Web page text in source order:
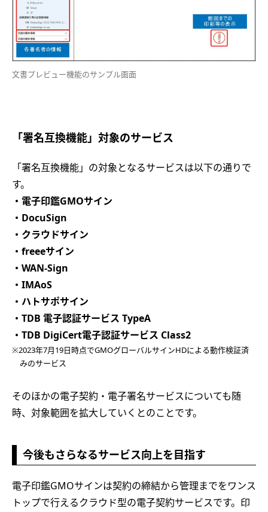
文書プレビュー機能のサンプル画面
「署名互換機能」対象のサービス
「署名互換機能」の対象となるサービスは以下の通りで
す。
・電子印鑑GMOサイン
・DocuSign
・クラウドサイン
・freeeサイン
・WAN-Sign
・IMAoS
・ハトサポサイン
・TDB 電子認証サービス TypeA
・TDB DigiCert電子認証サービス Class2
※2023年7月19日時点でGMOグローバルサインHDによる動作検証済
みのサービス
そのほかの電子契約・電子署名サービスについても随
時、対象範囲を拡大していくとのことです。
今後もさらなるサービス向上を目指す
電子印鑑GMOサインは契約の締結から管理までをワンス
トップで行えるクラウド型の電子契約サービスです。印